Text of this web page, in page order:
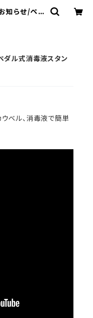
知らせ/ペダ
ル式消毒液スタン
ウベル、消毒液で簡単